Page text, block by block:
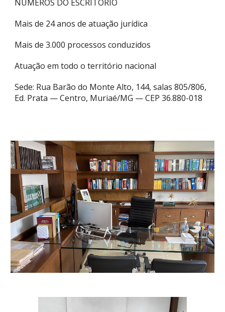
NUMEROS DO ESCRITÓRIO
Mais de 24 anos de atuação jurídica
Mais de 3.000 processos conduzidos
Atuação em todo o território nacional
Sede: Rua Barão do Monte Alto, 144, salas 805/806,
Ed. Prata — Centro, Muriaé/MG — CEP 36.880-018